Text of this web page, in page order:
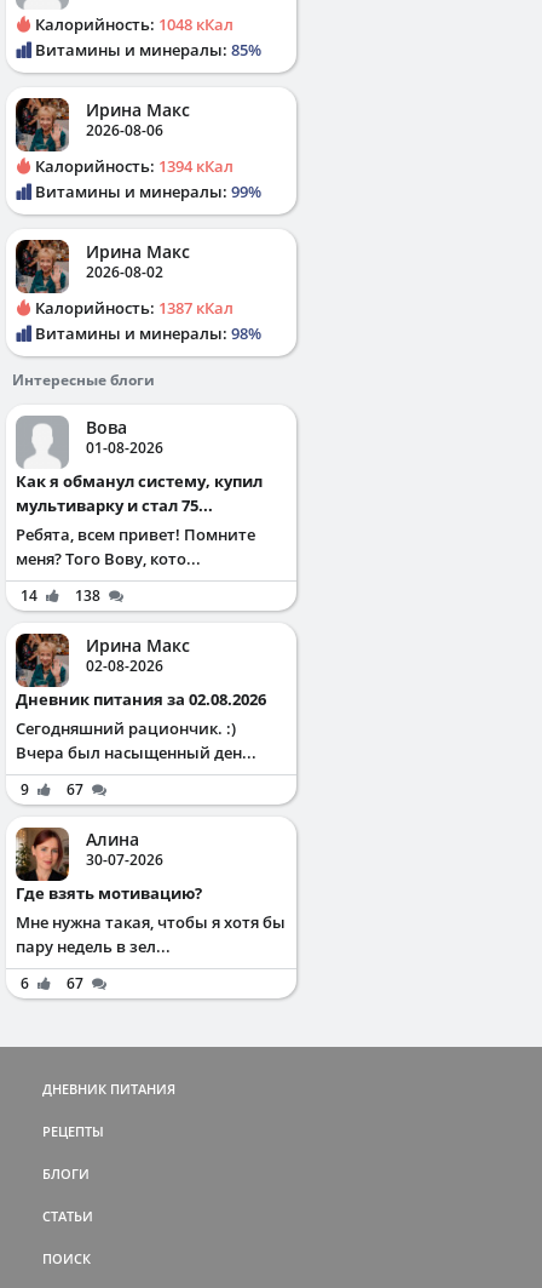
Калорийность: 1048 кКал
Витамины и минералы: 85%
Ирина Макс
2026-08-06
Калорийность: 1394 кКал
Витамины и минералы: 99%
Ирина Макс
2026-08-02
Калорийность: 1387 кКал
Витамины и минералы: 98%
Интересные блоги
Вова
01-08-2026
Как я обманул систему, купил
мультиварку и стал 75...
Ребята, всем привет! Помните
меня? Того Вову, кото...
14 138
Ирина Макс
02-08-2026
Дневник питания за 02.08.2026
Сегодняшний рациончик. :)
Вчера был насыщенный ден...
9 67
Алина
30-07-2026
Где взять мотивацию?
Мне нужна такая, чтобы я хотя бы
пару недель в зел...
6 67
ДНЕВНИК ПИТАНИЯ
РЕЦЕПТЫ
БЛОГИ
СТАТЬИ
ПОИСК